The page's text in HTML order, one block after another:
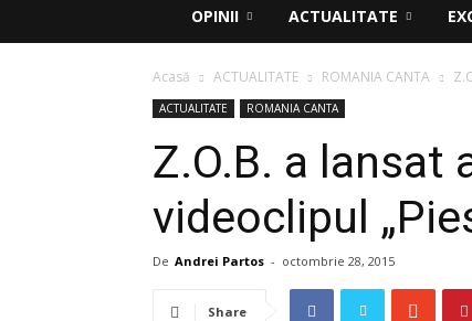
OPINII ACTUALITATE
Acasă ACTUALITATE ROMANIA CANTA
ACTUALITATE ROMANIA CANTA
Z.O.B. a lansat
videoclipul
De Andrei Partos - octombrie 28, 2015
Share